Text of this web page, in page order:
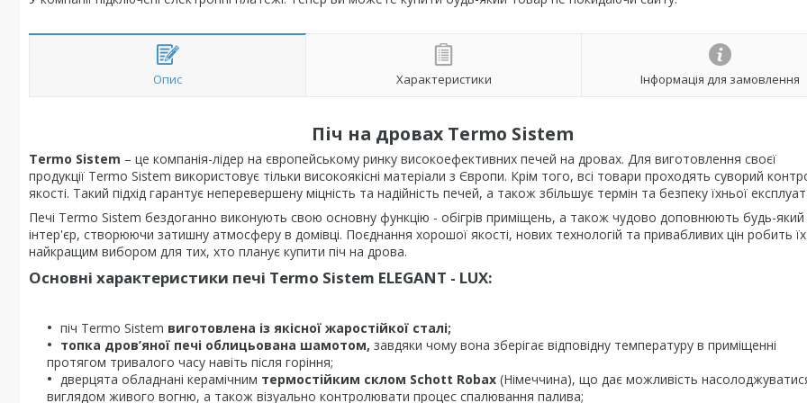
Опис Характеристики Інформація для замовлення
Піч на дровах Termo Sistem
Termo Sistem – це компанія-лідер на європейському ринку високоефективних печей на дровах. Для виготовлення своєї
продукції Termo Sistem використовує тільки високоякісні матеріали з Європи. Крім того, всі товари проходять суворий
якості. Такий підхід гарантує неперевершену міцність та надійність печей, а також збільшує термін та безпеку їхньої
Печі Termo Sistem бездоганно виконують свою основну функцію - обігрів приміщень, а також чудово доповнюють будь-який
інтер'єр, створюючи затишну атмосферу в домівці. Поєднання хорошої якості, нових технологій та привабливих цін робить їх
найкращим вибором для тих, хто планує купити піч на дрова.
Основні характеристики печі Termo Sistem ELEGANT - LUX:
піч Termo Sistem виготовлена із якісної жаростійкої сталі;
топка дров’яної печі облицьована шамотом, завдяки чому вона зберігає відповідну температуру в приміщенні
протягом тривалого часу навіть після горіння;
дверцята обладнані керамічним термостійким склом Schott Robax (Німеччина), що дає можливість
виглядом живого вогню, а також візуально контролювати процес спалювання палива;